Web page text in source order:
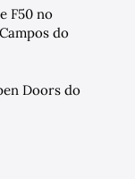
F50 no
do
Doors do